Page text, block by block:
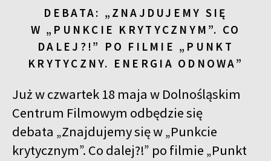
DEBATA: „ZNAJDUJEMY SIĘ
W „PUNKCIE KRYTYCZNYM”. CO
DALEJ?!” PO FILMIE „PUNKT
KRYTYCZNY. ENERGIA ODNOWA”
Już w czwartek 18 maja w Dolnośląskim
Centrum Filmowym odbędzie się
debata „Znajdujemy się w „Punkcie
krytycznym”. Co dalej?!” po filmie „Punkt